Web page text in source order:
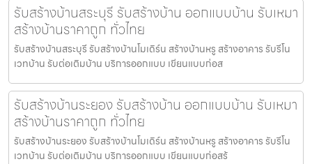
รับสร้างบ้านสระบุรี รับสร้างบ้าน ออกแบบบ้าน รับเหมา
สร้างบ้านราคาถูก ทั่วไทย
รับสร้างบ้านสระบุรี รับสร้างบ้านโมเดิร์น สร้างบ้านหรู สร้างอาคาร รับรีโน
เวทบ้าน รับต่อเติมบ้าน บริการออกแบบ เขียนแบบก่อส
รับสร้างบ้านระยอง รับสร้างบ้าน ออกแบบบ้าน รับเหมา
สร้างบ้านราคาถูก ทั่วไทย
รับสร้างบ้านระยอง รับสร้างบ้านโมเดิร์น สร้างบ้านหรู สร้างอาคาร รับรีโน
เวทบ้าน รับต่อเติมบ้าน บริการออกแบบ เขียนแบบก่อสร้